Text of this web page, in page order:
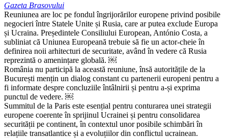
Gazeta Brasovului
Reuniunea are loc pe fondul îngrijorărilor europene privind posibile
negocieri între Statele Unite și Rusia, care ar putea exclude Europa
și Ucraina. Președintele Consiliului European, António Costa, a
subliniat că Uniunea Europeană trebuie să fie un actor-cheie în
definirea noii arhitecturi de securitate, având în vedere că Rusia
reprezintă o amenințare globală. ￼
România nu participă la această reuniune, însă autoritățile de la
București mențin un dialog constant cu partenerii europeni pentru a
fi informate despre concluziile întâlnirii și pentru a-și exprima
punctul de vedere. ￼
Summitul de la Paris este esențial pentru conturarea unei strategii
europene coerente în sprijinul Ucrainei și pentru consolidarea
securității pe continent, în contextul unor posibile schimbări în
relațiile transatlantice și a evoluțiilor din conflictul ucrainean.